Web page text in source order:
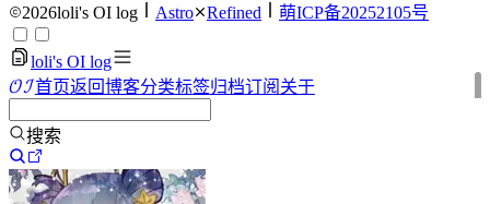
2026loli's OI log Astro Refined 萌ICP备20252105号
loli's OI log
OI首页返回博客分类标签归档订阅 关于
搜索